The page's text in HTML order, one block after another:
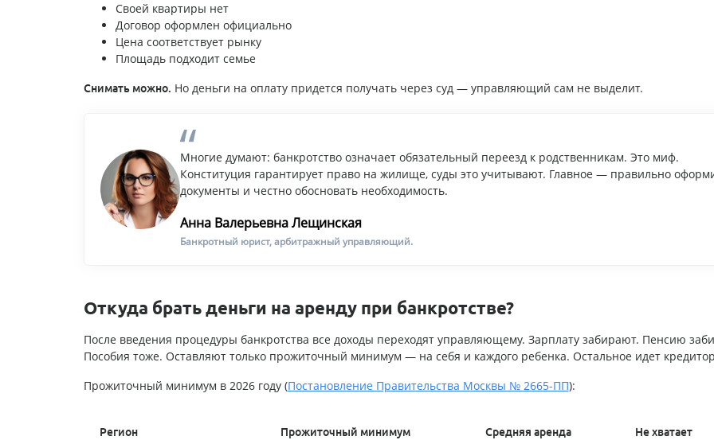
Своей квартиры нет
Договор оформлен официально
Цена соответствует рынку
Площадь подходит семье
Снимать можно. Но деньги на оплату придется получать через суд — управляющий сам не выделит.
Многие думают: банкротство означает обязательный переезд к родственникам. Это миф.
Конституция гарантирует право на жилище, суды это учитывают. Главное — правильно
документы и честно обосновать необходимость.
Анна Валерьевна Лещинская
Банкротный юрист, арбитражный управляющий.
Откуда брать деньги на аренду при банкротстве?
После введения процедуры банкротства все доходы переходят управляющему. Зарплату забирают. Пенсию
Пособия тоже. Оставляют только прожиточный минимум — на себя и каждого ребенка. Остальное идет
Прожиточный минимум в 2026 году (Постановление Правительства Москвы № 2665-ПП):
Регион Прожиточный минимум Средняя аренда Не хватает